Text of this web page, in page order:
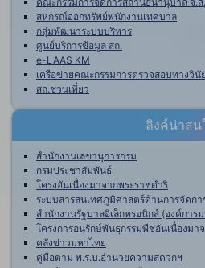
สหกรณ์ออกทรัพย์พนักงานเทศบาล
กลุ่มพัฒนาระบบบริหาร
ศูนย์บริการข้อมูล สถ.
e-LAAS KM
เครือข่ายคณะกรรมการตรวจสอบทางวินัย
สถ.ชวนเที่ยว
ลิงค์น่าสน
สำนักงานเลขานุการกรม
กรมประชาสัมพันธ์
โครงอันเนื่องมาจากพระราชดำริ
ระบบสารสนเทศภูมิศาสตร์ด้านการจัดกา
สำนักงานรัฐบาลอิเล็กทรอนิกส์ (องค์การ
โครงการอนุรักษ์พันธุกรรมพืชอันเนื่องมา
คลังข่าวมหาไทย
คู่มือตาม พ.ร.บ.อำนวยความสดวกฯ